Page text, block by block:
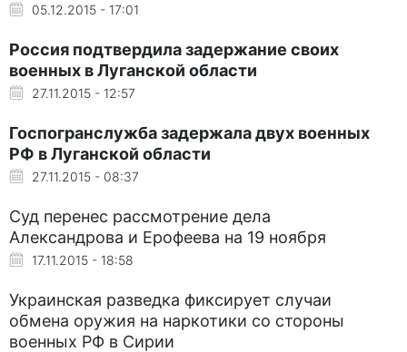
05.12.2015 - 17:01
Россия подтвердила задержание своих
военных в Луганской области
27.11.2015 - 12:57
Госпогранслужба задержала двух военных
РФ в Луганской области
27.11.2015 - 08:37
Суд перенес рассмотрение дела
Александрова и Ерофеева на 19 ноября
17.11.2015 - 18:58
Украинская разведка фиксирует случаи
обмена оружия на наркотики со стороны
военных РФ в Сирии